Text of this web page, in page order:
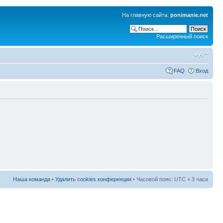
На главную сайта: ponimanie.net
Расширенный поиск
FAQ Вход
Наша команда • Удалить cookies конференции • Часовой пояс: UTC + 3 часа